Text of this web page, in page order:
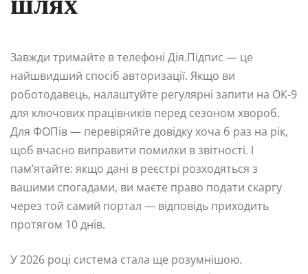
шлях
Завжди тримайте в телефоні Дія.Підпис — це
найшвидший спосіб авторизації. Якщо ви
роботодавець, налаштуйте регулярні запити на ОК-9
для ключових працівників перед сезоном хвороб.
Для ФОПів — перевіряйте довідку хоча б раз на рік,
щоб вчасно виправити помилки в звітності. І
пам’ятайте: якщо дані в реєстрі розходяться з
вашими спогадами, ви маєте право подати скаргу
через той самий портал — відповідь приходить
протягом 10 днів.
У 2026 році система стала ще розумнішою.